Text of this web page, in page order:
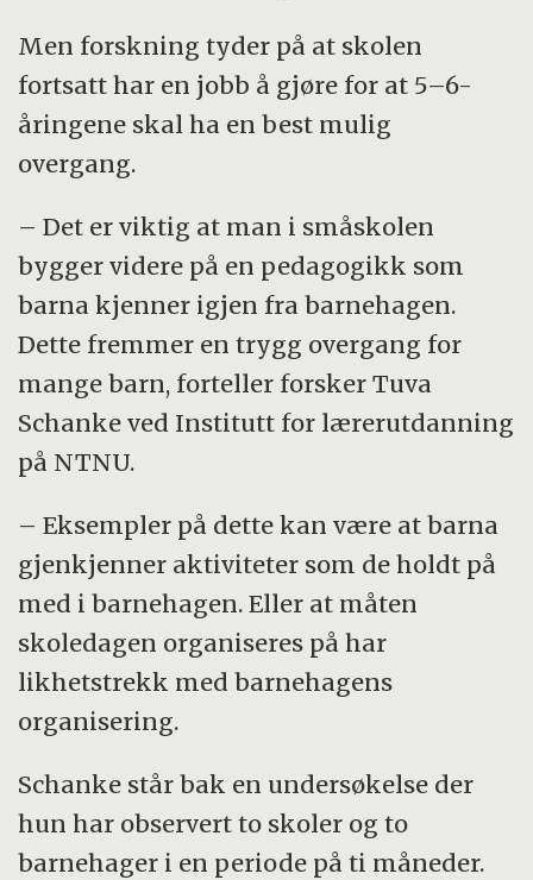
Men forskning tyder på at skolen
fortsatt har en jobb å gjøre for at 5–6-
åringene skal ha en best mulig
overgang.
– Det er viktig at man i småskolen
bygger videre på en pedagogikk som
barna kjenner igjen fra barnehagen.
Dette fremmer en trygg overgang for
mange barn, forteller forsker Tuva
Schanke ved Institutt for lærerutdanning
på NTNU.
– Eksempler på dette kan være at barna
gjenkjenner aktiviteter som de holdt på
med i barnehagen. Eller at måten
skoledagen organiseres på har
likhetstrekk med barnehagens
organisering.
Schanke står bak en undersøkelse der
hun har observert to skoler og to
barnehager i en periode på ti måneder.